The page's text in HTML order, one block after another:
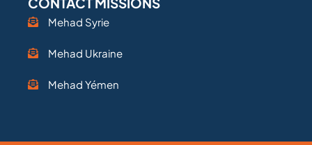
Mehad Syrie
Mehad Ukraine
Mehad Yémen